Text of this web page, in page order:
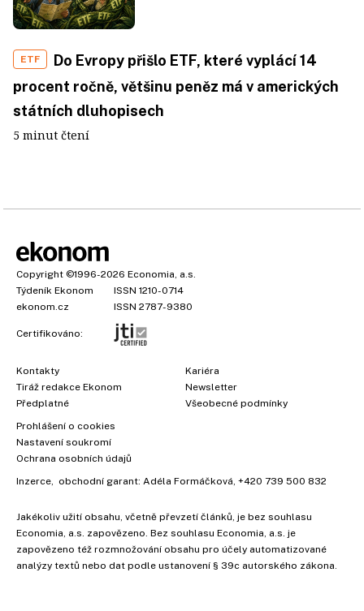
ETF
Do Evropy přišlo ETF, které vyplácí 14
procent ročně, většinu peněz má v amerických
státních dluhopisech
5 minut čtení
Copyright ©1996-2026 Economia, a.s.
Týdeník Ekonom
ISSN 1210-0714
ekonom.cz
ISSN 2787-9380
Certifikováno:
Kontakty
Tiráž redakce Ekonom
Předplatné
Kariéra
Newsletter
Všeobecné podmínky
Prohlášení o cookies
Nastavení soukromí
Ochrana osobních údajů
Inzerce , obchodní garant: Adéla Formáčková +420 739 500 832
Jakékoliv užití obsahu, včetně převzetí článků, je bez souhlasu
Economia, a.s. zapovězeno. Bez souhlasu Economia, a.s. je
zapovězeno též rozmnožování obsahu pro účely automatizované
analýzy textů nebo dat podle ustanovení § 39c autorského zákona.